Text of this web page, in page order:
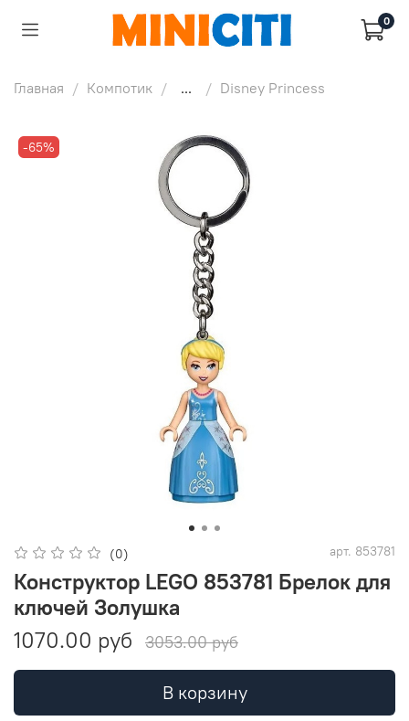
0
Главная Компотик ... Disney Princess
-65%
(0) арт. 853781
Конструктор LEGO 853781 Брелок для
ключей Золушка
1070.00 руб
3053.00 руб
В корзину